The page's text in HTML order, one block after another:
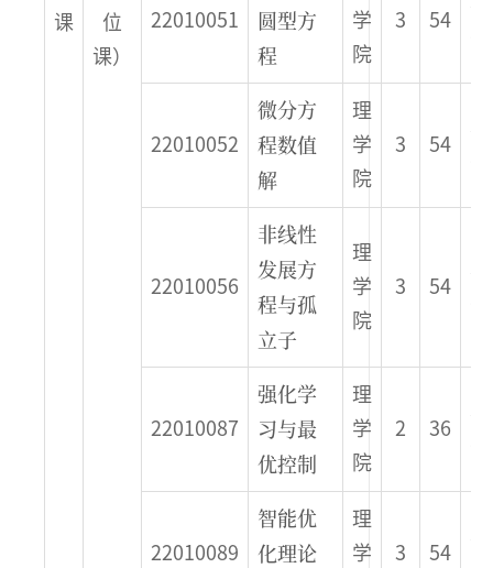
课
位
课）
22010051
圆型方
程
学
院
3 54
22010052
微分方
程数值
解
理
学
院
3 54
22010056
非线性
发展方
程与孤
立子
理
学
院
3 54
22010087
强化学
习与最
优控制
理
学
院
2 36
22010089
智能优
化理论
理
学
3 54